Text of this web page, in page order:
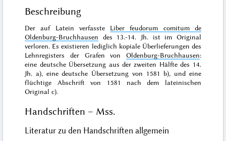
Beschreibung
Der auf Latein verfasste Liber feudorum comitum de
Oldenburg-Bruchhausen des 13.-14. Jh. ist im Original
verloren. Es existieren lediglich kopiale Überlieferungen des
Lehnregisters der Grafen von Oldenburg-Bruchhausen:
eine deutsche Übersetzung aus der zweiten Hälfte des 14.
Jh. a), eine deutsche Übersetzung von 1581 b), und eine
flüchtige Abschrift von 1581 nach dem lateinischen
Original c).
Handschriften – Mss.
Literatur zu den Handschriften allgemein